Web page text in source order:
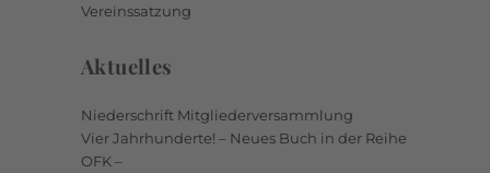
Vereinssatzung
Aktuelles
Niederschrift Mitgliederversammlung
Vier Jahrhunderte! – Neues Buch in der Reihe
OFK –